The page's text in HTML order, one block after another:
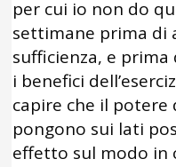
per cui io non do
settimane prima di
sufficienza, e
i benefici
capire che il potere
pongono sui lati
effetto sul modo in